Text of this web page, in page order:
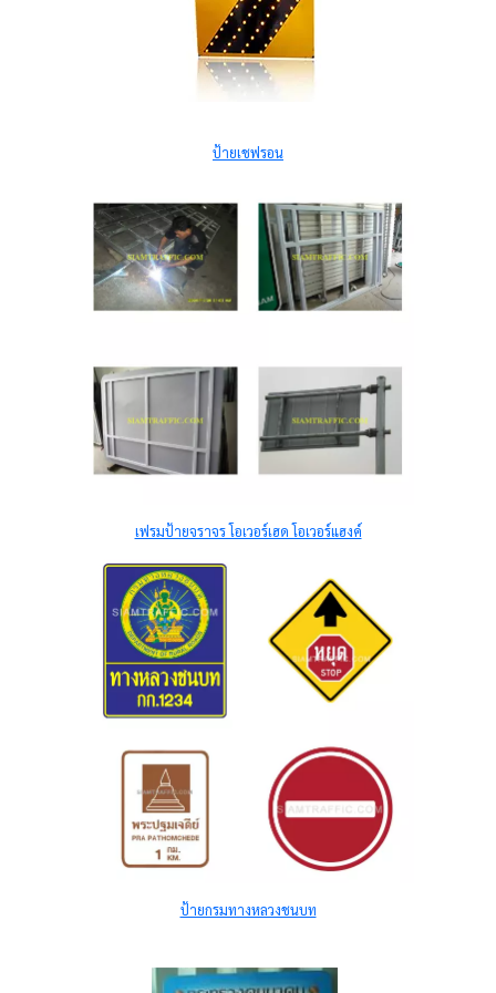
ป้ายเชฟรอน
เฟรมป้ายจราจร โอเวอร์เฮด โอเวอร์แฮงค์
ป้ายกรมทางหลวงชนบท